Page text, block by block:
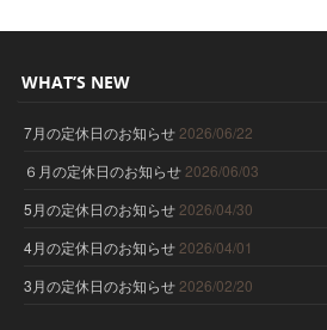
WHAT’S NEW
7月の定休日のお知らせ 2026/06/22
６月の定休日のお知らせ 2026/06/03
5月の定休日のお知らせ 2026/04/30
4月の定休日のお知らせ 2026/04/01
3月の定休日のお知らせ 2026/02/20